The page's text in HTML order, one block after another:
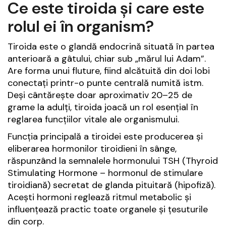
Ce este tiroida și care este
rolul ei în organism?
Tiroida este o glandă endocrină situată în partea
anterioară a gâtului, chiar sub „mărul lui Adam”.
Are forma unui fluture, fiind alcătuită din doi lobi
conectați printr-o punte centrală numită istm.
Deși cântărește doar aproximativ 20–25 de
grame la adulți, tiroida joacă un rol esențial în
reglarea funcțiilor vitale ale organismului.
Funcția principală a tiroidei este producerea și
eliberarea hormonilor tiroidieni în sânge,
răspunzând la semnalele hormonului TSH (Thyroid
Stimulating Hormone – hormonul de stimulare
tiroidiană) secretat de glanda pituitară (hipofiză).
Acești hormoni reglează ritmul metabolic și
influențează practic toate organele și țesuturile
din corp.